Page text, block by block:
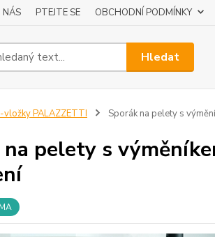
NÁS PTEJTE SE OBCHODNÍ PODMÍNKY
Hledat
vložky PALAZZETTI Sporák na pelety s
na pelety s